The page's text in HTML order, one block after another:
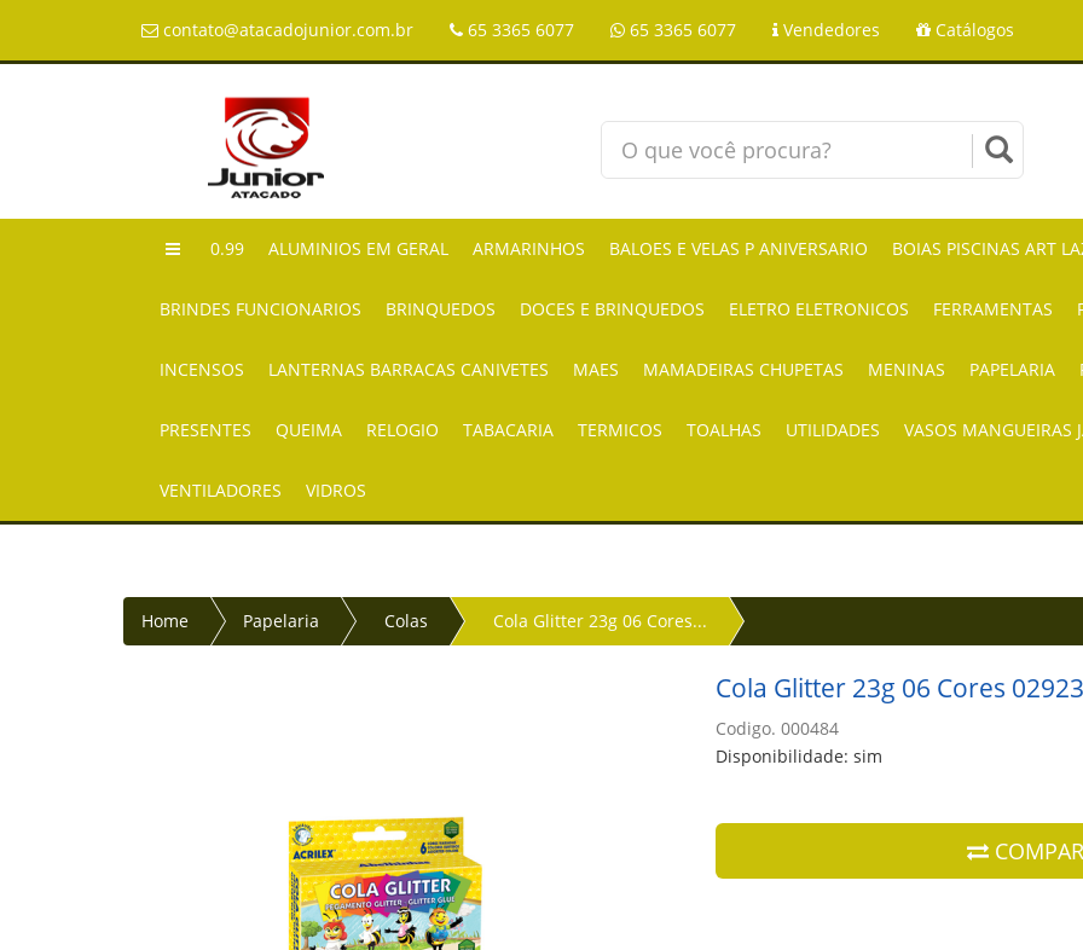
contato@atacadojunior.com.br 65 3365 6077 65 3365 6077 Vendedores Catálogos
0.99 ALUMINIOS EM GERAL ARMARINHOS BALOES E VELAS P ANIVERSARIO BOIAS PISCINAS ART
BRINDES FUNCIONARIOS BRINQUEDOS DOCES E BRINQUEDOS ELETRO ELETRONICOS FERRAMENTAS
INCENSOS LANTERNAS BARRACAS CANIVETES MAES MAMADEIRAS CHUPETAS MENINAS PAPELARIA
PRESENTES QUEIMA RELOGIO TABACARIA TERMICOS TOALHAS UTILIDADES VASOS MANGUEIRAS
VENTILADORES VIDROS
Home Papelaria Colas Cola Glitter 23g 06 Cores...
Cola Glitter 23g 06 Cores
Codigo. 000484
Disponibilidade: sim